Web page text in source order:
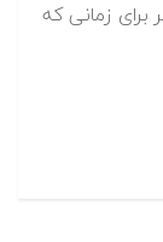
برای زمانی که